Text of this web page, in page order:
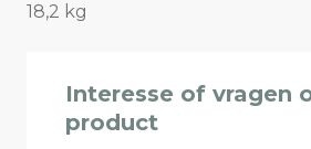
18,2 kg
Interesse of vragen
product